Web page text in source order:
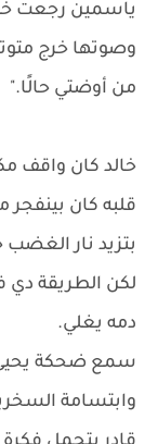
ياسمين رجعت
وصوتها خرج
من أوضتي حالًا."
خالد كان واقف
قلبه كان
بتزيد نار
لكن الطريقة دي
دمه يغلي.
سمع ضحكة يحيى
وابتسامة